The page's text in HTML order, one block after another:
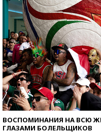
ВОСПОМИНАНИЯ НА ВСЮ
ГЛАЗАМИ БОЛЕЛЬЩИКОВ